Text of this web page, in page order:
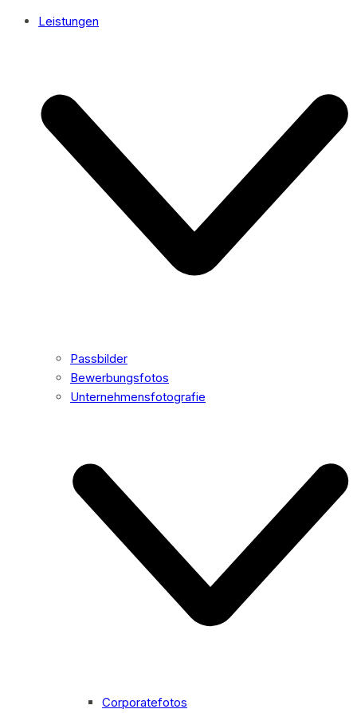
Leistungen
Passbilder
Bewerbungsfotos
Unternehmensfotografie
Corporatefotos